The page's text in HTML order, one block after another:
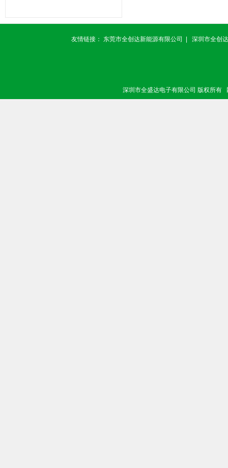
友情链接： 东莞市全创达新能源有限公司 深圳市全创
深圳市全盛达电子有限公司 版权所有